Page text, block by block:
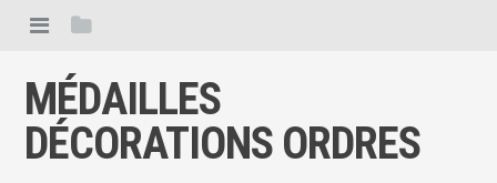
MÉDAILLES
DÉCORATIONS ORDRES